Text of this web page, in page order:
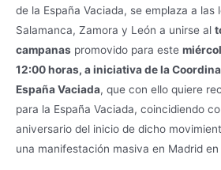
de la España Vaciada, se emplaza a las
Salamanca, Zamora y León a unirse al
campanas promovido para este
12:00 horas, a iniciativa de la
España Vaciada, que con ello quiere
para la España Vaciada, coincidiendo
aniversario del inicio de dicho
una manifestación masiva en Madrid en